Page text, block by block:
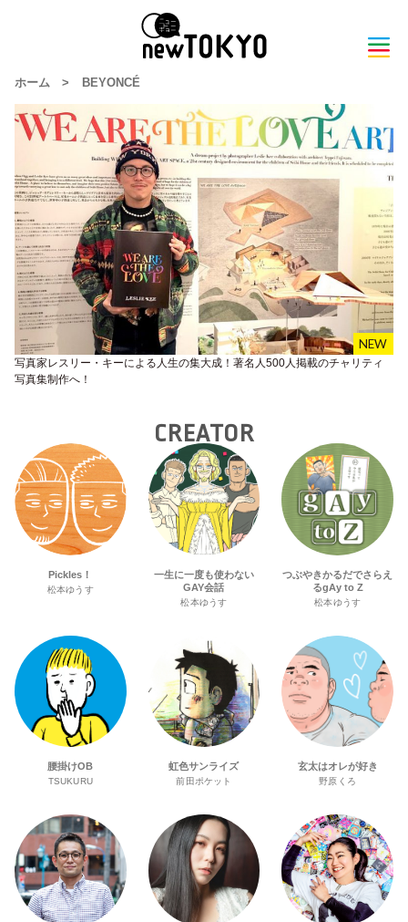
ホーム > BEYONCÉ
写真家レスリー・キーによる人生の集大成！著名人500人掲載のチャリティ
写真集制作へ！
CREATOR
Pickles！
松本ゆうす
一生に一度も使わない
GAY会話
松本ゆうす
つぶやきかるだでさらえ
るgAy to Z
松本ゆうす
腰掛けOB
TSUKURU
虹色サンライズ
前田ポケット
玄太はオレが好き
野原くろ